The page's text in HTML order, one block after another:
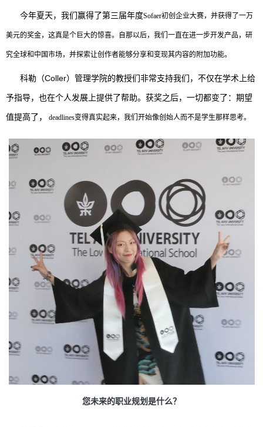
今年夏天，我们赢得了第三届年度Sofaer初创企业大赛，并获得了一万
美元的奖金，这真是个巨大的惊喜。自那以后，我们一直在进一步开发产品，研
究全球和中国市场，并探索让创作者能够分享和变现其内容的附加功能。
科勒（Coller）管理学院的教授们非常支持我们，不仅在学术上给
予指导，也在个人发展上提供了帮助。获奖之后，一切都变了：期望
值提高了， deadlines变得真实起来，我们开始像创始人而不是学生那样思考。
您未来的职业规划是什么？